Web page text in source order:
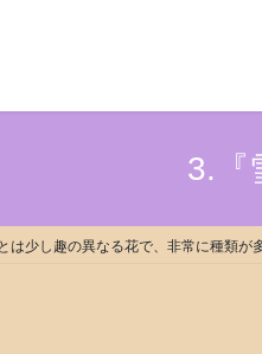
3.『
少し趣の異なる花で、非常に種類が